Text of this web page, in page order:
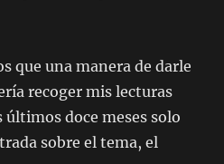
que una manera de darle
recoger mis lecturas
doce meses solo
sobre el tema, el